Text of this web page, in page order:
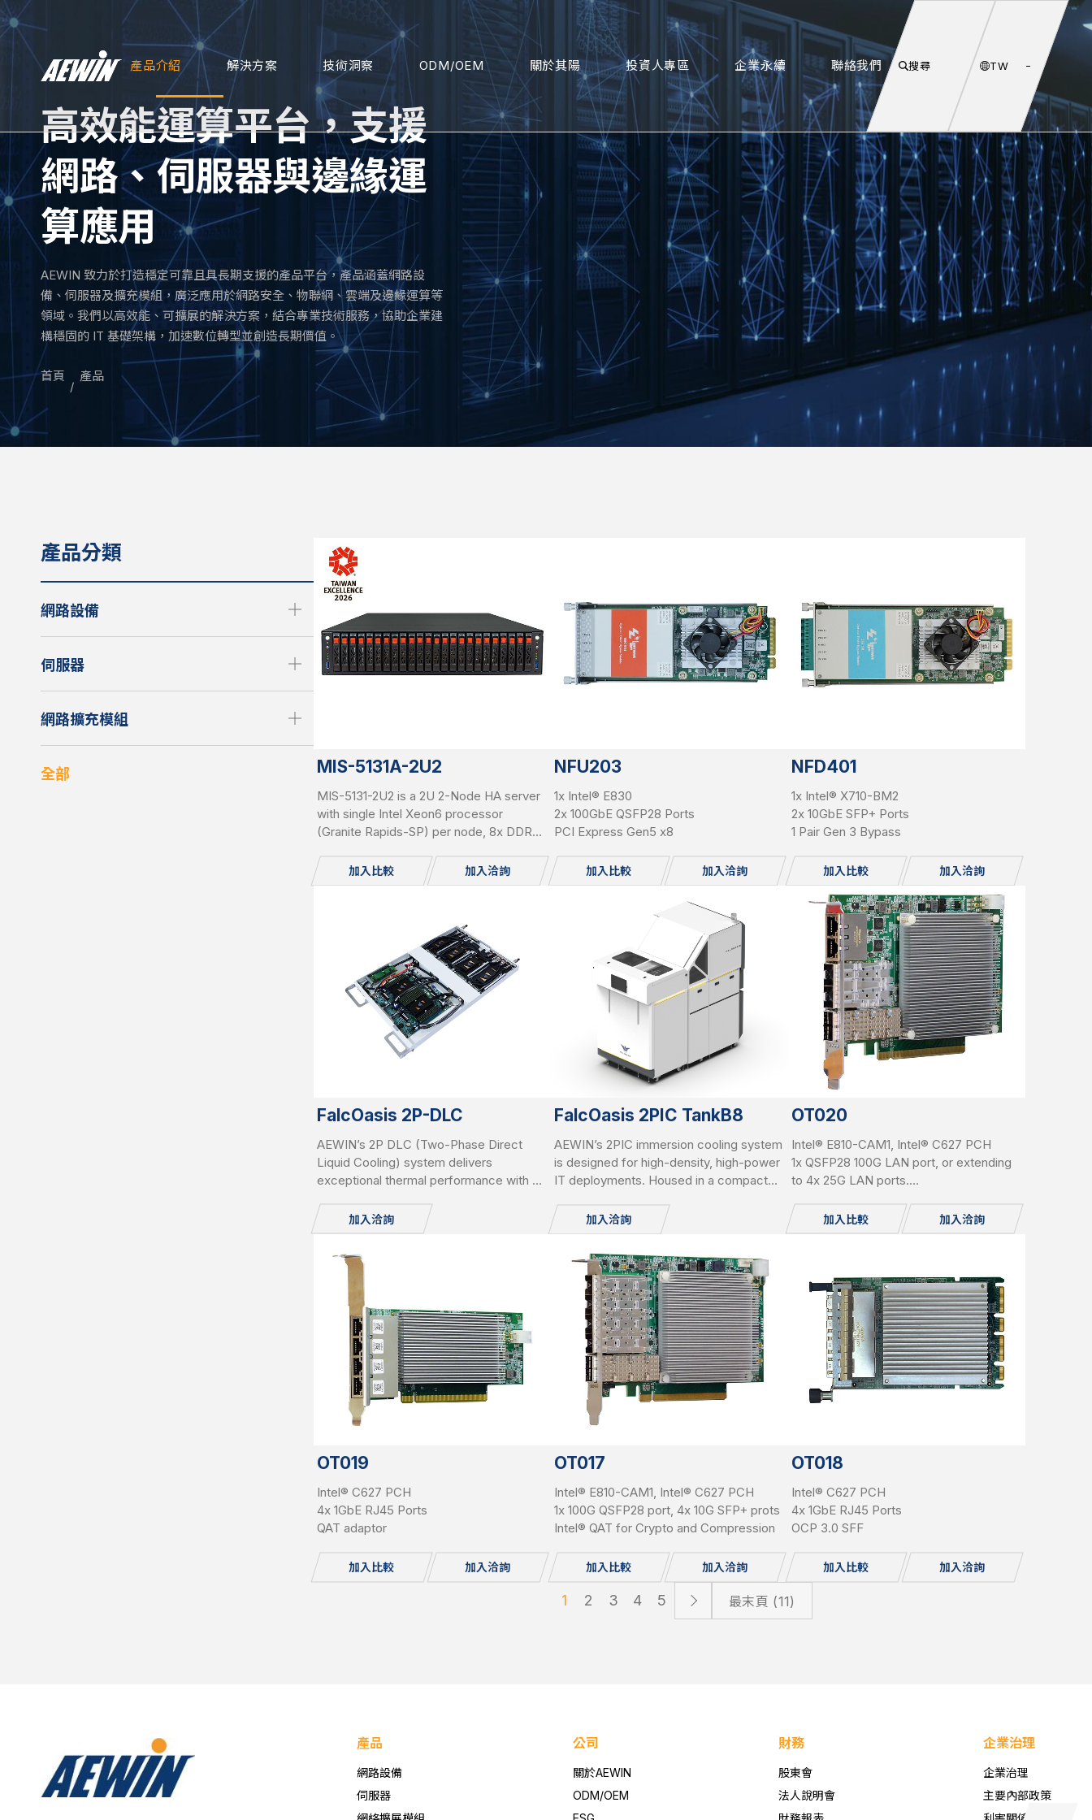
產品介紹 解決方案 技術洞察 ODM/OEM 關於其陽 投資人專區 企業永續 聯絡我們 搜尋 TW
高效能運算平台，支援
網路、伺服器與邊緣運
算應用
AEWIN 致力於打造穩定可靠且具長期支援的產品平台，產品涵蓋網路設
備、伺服器及擴充模組，廣泛應用於網路安全、物聯網、雲端及邊緣運算等
領域。我們以高效能、可擴展的解決方案，結合專業技術服務，協助企業建
構穩固的 IT 基礎架構，加速數位轉型並創造長期價值。
首頁 產品
產品分類
網路設備
伺服器
網路擴充模組
全部 MIS-5131A-2U2
MIS-5131-2U2 is a 2U 2-Node HA server
with single Intel Xeon6 processor
(Granite Rapids-SP) per node, 8x DDR5
slots per node, and total 24x 2.5"
pluggable NVME SSDs.
加入比較 加入洽詢
NFU203
1x Intel® E830
2x 100GbE QSFP28 Ports
PCI Express Gen5 x8
加入比較 加入洽詢
NFD401
1x Intel® X710-BM2
2x 10GbE SFP+ Ports
1 Pair Gen 3 Bypass
加入比較 加入洽詢
FalcOasis 2P-DLC
AEWIN’s 2P DLC (Two-Phase Direct
Liquid Cooling) system delivers
exceptional thermal performance with up
Supporting all major CPU and GPU
platforms, it features advanced leakage
detection and an AI-powered CDU
controller for intelligent, efficient, and
safe operation in high-density computing
environments.
加入洽詢
FalcOasis 2PIC TankB8
AEWIN’s 2PIC immersion cooling system
is designed for high-density, high-power
IT deployments. Housed in a compact
servers and delivers up to 20kW cooling
capacity. Equipped with liquid-to-
air/liquid-to-liquid CDU, AI-based
controller, vapor recycle, and liquid filter,
it supports PFOA/PFOS-free coolant and
IT redundancy for green, reliable
operation.
加入洽詢
OT020
Intel® E810-CAM1, Intel® C627 PCH
1x QSFP28 100G LAN port, or extending
to 4x 25G LAN ports.
2x 1G RJ45 ports
QAT adaptor
加入比較 加入洽詢
OT019
Intel® C627 PCH
4x 1GbE RJ45 Ports
QAT adaptor
加入比較 加入洽詢
OT017
Intel® E810-CAM1, Intel® C627 PCH
1x 100G QSFP28 port, 4x 10G SFP+ prots
Intel® QAT for Crypto and Compression
加入比較 加入洽詢
OT018
Intel® C627 PCH
4x 1GbE RJ45 Ports
OCP 3.0 SFF
加入比較 加入洽詢
1 2 3 4 5 最末頁 (11)
產品
網路設備
伺服器
公司
關於AEWIN
ODM/OEM
財務
股東會
法人說明會
企業治理
企業治理
主要內部政策